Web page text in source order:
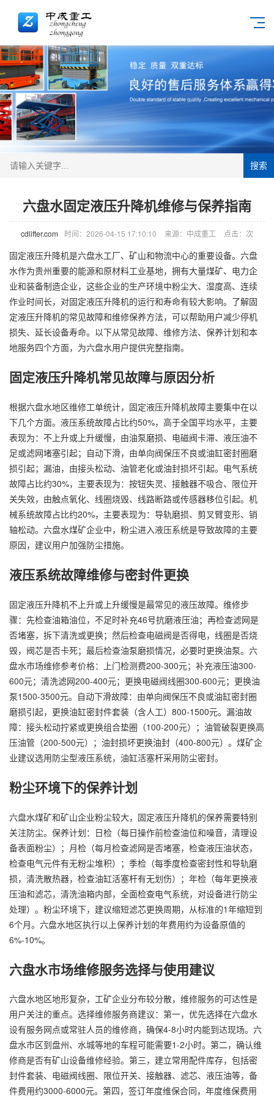
搜索
六盘水固定液压升降机维修与保养指南
cdlifter.com 时间：2026-04-15 17:10:10 来源：中成重工 点击： 次
固定液压升降机是六盘水工厂、矿山和物流中心的重要设备。六盘
水作为贵州重要的能源和原材料工业基地，拥有大量煤矿、电力企
业和装备制造企业，这些企业的生产环境中粉尘大、湿度高、连续
作业时间长，对固定液压升降机的运行和寿命有较大影响。了解固
定液压升降机的常见故障和维修保养方法，可以帮助用户减少停机
损失、延长设备寿命。以下从常见故障、维修方法、保养计划和本
地服务四个方面，为六盘水用户提供完整指南。
固定液压升降机常见故障与原因分析
根据六盘水地区维修工单统计，固定液压升降机故障主要集中在以
下几个方面。液压系统故障占比约50%，高于全国平均水平，主要
表现为：不上升或上升缓慢，由油泵磨损、电磁阀卡滞、液压油不
足或滤网堵塞引起；自动下滑，由单向阀保压不良或油缸密封圈磨
损引起；漏油，由接头松动、油管老化或油封损坏引起。电气系统
故障占比约30%，主要表现为：按钮失灵、接触器不吸合、限位开
关失效，由触点氧化、线圈烧毁、线路断路或传感器移位引起。机
械系统故障占比约20%，主要表现为：导轨磨损、剪叉臂变形、销
轴松动。六盘水煤矿企业中，粉尘进入液压系统是导致故障的主要
原因，建议用户加强防尘措施。
液压系统故障维修与密封件更换
固定液压升降机不上升或上升缓慢是最常见的液压故障。维修步
骤：先检查油箱油位，不足时补充46号抗磨液压油；再检查滤网是
否堵塞，拆下清洗或更换；然后检查电磁阀是否得电，线圈是否烧
毁，阀芯是否卡死；最后检查油泵磨损情况，必要时更换油泵。六
盘水市场维修参考价格：上门检测费200-300元；补充液压油300-
600元；清洗滤网200-400元；更换电磁阀线圈300-600元；更换油
泵1500-3500元。自动下滑故障：由单向阀保压不良或油缸密封圈
磨损引起，更换油缸密封件套装（含人工）800-1500元。漏油故
障：接头松动拧紧或更换组合垫圈（100-200元）；油管破裂更换高
压油管（200-500元）；油封损坏更换油封（400-800元）。煤矿企
业建议选用防尘型液压系统，油缸活塞杆采用防尘密封。
粉尘环境下的保养计划
六盘水煤矿和矿山企业粉尘较大，固定液压升降机的保养需要特别
关注防尘。保养计划：日检（每日操作前检查油位和噪音，清理设
备表面粉尘）；月检（每月检查滤网是否堵塞，检查液压油状态，
检查电气元件有无粉尘堆积）；季检（每季度检查密封性和导轨磨
损，清洗散热器，检查油缸活塞杆有无划伤）；年检（每年更换液
压油和滤芯，清洗油箱内部，全面检查电气系统，对设备进行防尘
处理）。粉尘环境下，建议缩短滤芯更换周期，从标准的1年缩短到
6个月。六盘水地区执行以上保养计划的年费用约为设备原值的
6%-10%。
六盘水市场维修服务选择与使用建议
六盘水地区地形复杂，工矿企业分布较分散，维修服务的可达性是
用户关注的重点。选择维修服务商建议：第一，优先选择在六盘水
设有服务网点或常驻人员的维修商，确保4-8小时内能到达现场。六
盘水市区到盘州、水城等地的车程可能需要1-2小时。第二，确认维
修商是否有矿山设备维修经验。第三，建立常用配件库存，包括密
封件套装、电磁阀线圈、限位开关、接触器、滤芯、液压油等，备
件费用约3000-6000元。第四，签订年度维保合同，年度维保费用